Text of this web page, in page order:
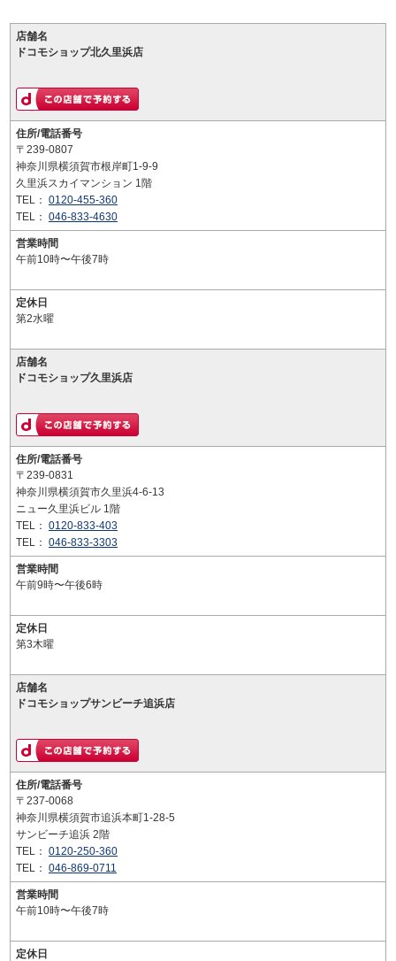
店舗名
ドコモショップ北久里浜店
住所/電話番号
〒239-0807
神奈川県横須賀市根岸町1-9-9
久里浜スカイマンション 1階
TEL： 0120-455-360
TEL： 046-833-4630
営業時間
午前10時〜午後7時
定休日
第2水曜
店舗名
ドコモショップ久里浜店
住所/電話番号
〒239-0831
神奈川県横須賀市久里浜4-6-13
ニュー久里浜ビル 1階
TEL： 0120-833-403
TEL： 046-833-3303
営業時間
午前9時〜午後6時
定休日
第3木曜
店舗名
ドコモショップサンビーチ追浜店
住所/電話番号
〒237-0068
神奈川県横須賀市追浜本町1-28-5
サンビーチ追浜 2階
TEL： 0120-250-360
TEL： 046-869-0711
営業時間
午前10時〜午後7時
定休日